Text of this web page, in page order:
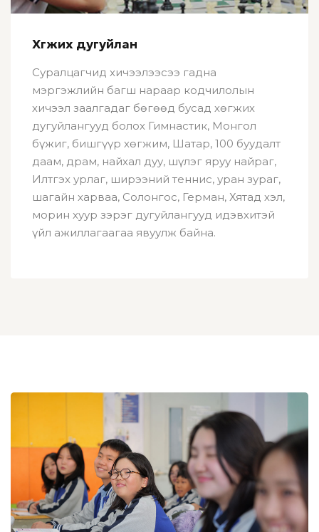
Хөгжих дугуйлан
Суралцагчид хичээлээсээ гадна
мэргэжлийн багш нараар кодчилолын
хичээл заалгадаг бөгөөд бусад хөгжих
дугуйлангууд болох Гимнастик, Монгол
бүжиг, бишгүүр хөгжим, Шатар, 100 буудалт
даам, драм, найхал дуу, шүлэг яруу найраг,
Илтгэх урлаг, ширээний теннис, уран зураг,
шагайн харваа, Солонгос, Герман, Хятад хэл,
морин хуур зэрэг дугуйлангууд идэвхитэй
үйл ажиллагаагаа явуулж байна.